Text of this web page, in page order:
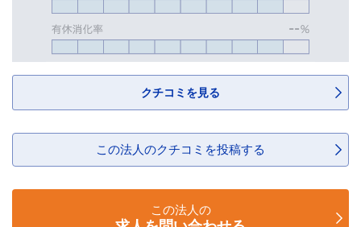
クチコミを見る
この法人のクチコミを投稿する
この法人の